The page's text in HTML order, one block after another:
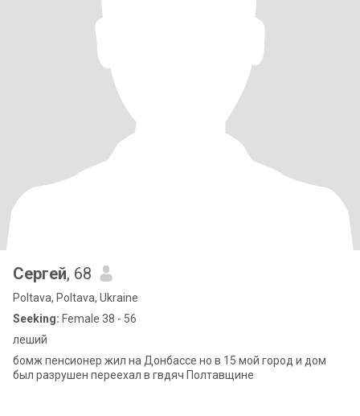
Сергей, 68
Poltava, Poltava, Ukraine
Seeking: Female 38 - 56
леший
бомж пенсионер жил на Донбассе но в 15 мой город и дом
был разрушен переехал в гвдяч Полтавщине